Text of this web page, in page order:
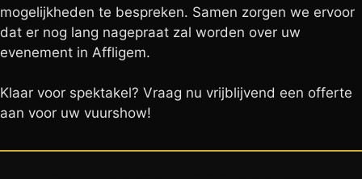
mogelijkheden te bespreken. Samen zorgen we ervoor
dat er nog lang nagepraat zal worden over uw
evenement in Affligem.
Klaar voor spektakel? Vraag nu vrijblijvend een offerte
aan voor uw vuurshow!